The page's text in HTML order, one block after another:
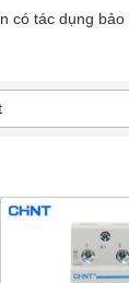
có tác dụng